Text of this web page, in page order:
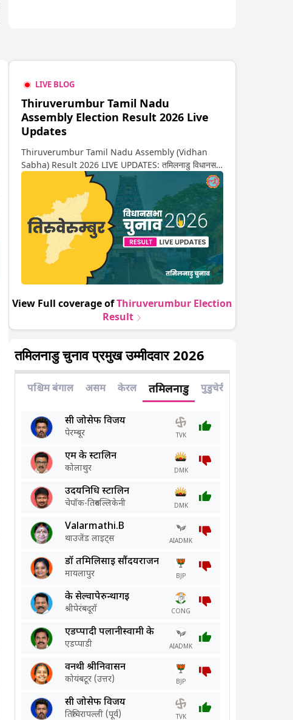
LIVE BLOG
Thiruverumbur Tamil Nadu
Assembly Election Result 2026 Live
Updates
Thiruverumbur Tamil Nadu Assembly (Vidhan
Sabha) Result 2026 LIVE UPDATES: तमिलनाडु विधानसभा
चुनाव 2026 की गिनती अगले कुछ ही देर में शुरू होने वाली है. यहां
देखें तिरुवेरुम्बुर सीट पर कौन आगे-कौन पीछे से लेकर किस तरफ जा
रहें है रुझान. साथ ही पाइए इस सीट पर हो रही हर एक हलचल की
अपडेट वो भी रियल टाइम में
View Full coverage ofThiruverumbur Election
Result
तमिलनाडु चुनाव प्रमुख उम्मीदवार 2026